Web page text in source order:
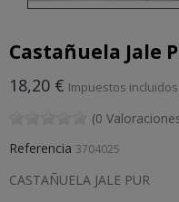
Castañuela Jale
18,20 € Impuestos incluidos
(0
Referencia 3704025
CASTAÑUELA JALE PUR